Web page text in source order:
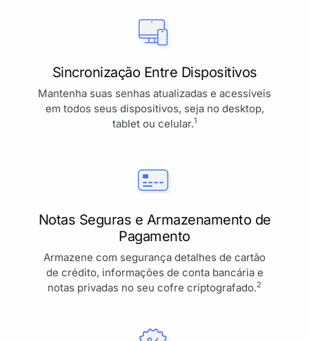
Sincronização Entre Dispositivos
Mantenha suas senhas atualizadas e acessíveis
em todos seus dispositivos, seja no desktop,
tablet ou celular.1
Notas Seguras e Armazenamento de
Pagamento
Armazene com segurança detalhes de cartão
de crédito, informações de conta bancária e
notas privadas no seu cofre criptografado.2